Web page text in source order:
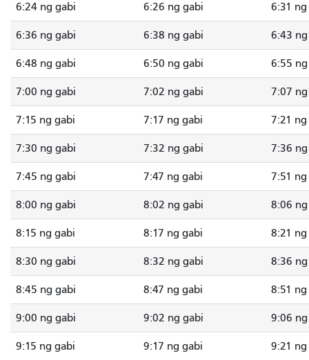
6:24 ng gabi 6:26 ng gabi 6:31
6:36 ng gabi 6:38 ng gabi 6:43
6:48 ng gabi 6:50 ng gabi 6:55
7:00 ng gabi 7:02 ng gabi 7:07
7:15 ng gabi 7:17 ng gabi 7:21
7:30 ng gabi 7:32 ng gabi 7:36
7:45 ng gabi 7:47 ng gabi 7:51
8:00 ng gabi 8:02 ng gabi 8:06
8:15 ng gabi 8:17 ng gabi 8:21
8:30 ng gabi 8:32 ng gabi 8:36
8:45 ng gabi 8:47 ng gabi 8:51
9:00 ng gabi 9:02 ng gabi 9:06
9:15 ng gabi 9:17 ng gabi 9:21